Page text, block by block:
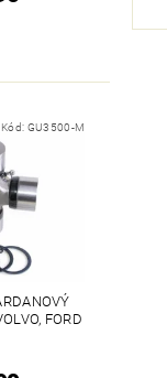
Kód: GU3500-M
FORD